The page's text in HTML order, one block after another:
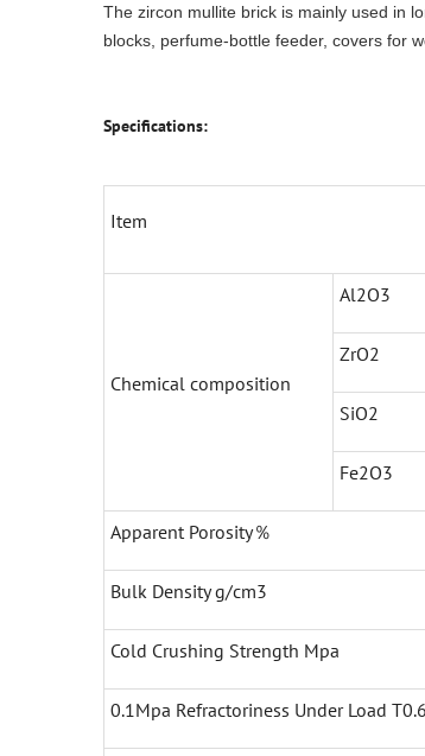
The zircon mullite brick is mainly used in
blocks, perfume-bottle feeder, covers for
Specifications:
Item
Chemical composition
Al2O3
ZrO2
SiO2
Fe2O3
Apparent Porosity％
Bulk Density g/cm3
Cold Crushing Strength Mpa
0.1Mpa Refractoriness Under Load